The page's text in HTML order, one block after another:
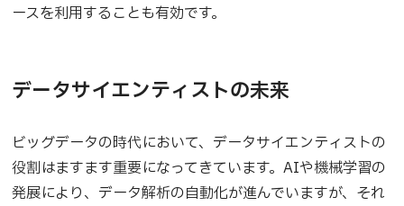
ースを利用することも有効です。
データサイエンティストの未来
ビッグデータの時代において、データサイエンティストの
役割はますます重要になってきています。AIや機械学習の
発展により、データ解析の自動化が進んでいますが、それ